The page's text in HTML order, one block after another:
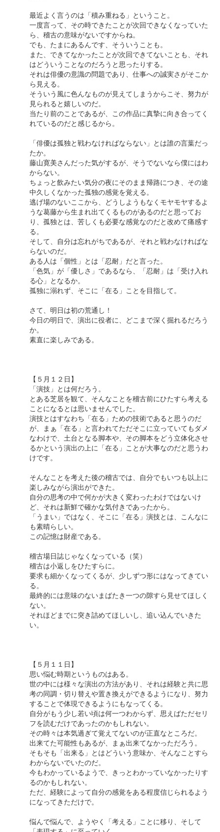
最近よく言うのは「積み重ねる」ということ。
一度言って、その時できたことが次回できなくなっていた
ら、稽古の意味がないですからね。
でも、たまにあるんです、そういうことも。
また、できてなかったことが次回できてないことも、それ
はどういうことなのだろうと思ったりする。
それは俳優の意識の問題であり、仕事への誠実さがそこか
ら見える。
そういう風に色んなものが見えてしまうからこそ、努力が
見られると嬉しいのだ。
当たり前のことであるが、この作品に真摯に向き合ってく
れているのだと感じるから。
「俳優は孤独と戦わなければならない」とは誰の言葉だっ
たか。
藤山寛美さんだった気がするが、そうでないなら僕にはわ
からない。
ちょっと飲みたい気分の夜にそのまま帰路につき、その途
中久しくなかった孤独の感覚を覚える。
逃げ場のないここから、どうしようもなくモヤモヤするよ
うな葛藤から生まれ出てくるものがあるのだと思ってお
り、孤独とは、苦しくも必要な感覚なのだと改めて痛感す
る。
そして、自分は忘れがちであるが、それと戦わなければな
らないのだ。
ある人は「個性」とは「忍耐」だと言った。
「色気」が「優しさ」であるなら、「忍耐」は「受け入れ
る心」となるか。
孤独に溺れず、そこに「在る」ことを目指して。
さて、明日は初の荒通し！
今日の明日で、演出に役者に、どこまで深く掘れるだろう
か。
素直に楽しみである。
【５月１２日】
「演技」とは何だろう。
とある芝居を観て、そんなことを稽古前にひたすら考える
ことになるとは思いませんでした。
演技とはすなわち「在る」ための技術であると思うのだ
が、まぁ「在る」と言われてただそこに立っていてもダメ
なわけで、土台となる脚本や、その脚本をどう立体化させ
るかという演出の上に「在る」ことが大事なのだと思うわ
けです。
そんなことを考えた後の稽古では、自分でもいつも以上に
楽しみながら演出ができた。
自分の思考の中で何かが大きく変わったわけではないけ
ど、それは新鮮で確かな気付きであったから。
「うまい」ではなく、そこに「在る」演技とは、こんなに
も素晴らしい。
この記憶は財産である。
稽古場日誌じゃなくなっている（笑）
稽古は小返しをひたすらに。
要求も細かくなってくるが、少しずつ形にはなってきてい
る。
最終的には意味のないまばたき一つの隙すら見せてほしく
ない。
それほどまでに突き詰めてほしいし、追い込んでいきた
い。
【５月１１日】
思い悩む時期というものはある。
世の中には様々な演出の方法があり、それは経験と共に思
考の同調・切り替えや置き換えができるようになり、努力
することで体現できるようにもなってくる。
自分がもう少し若い頃は何一つわからず、思えばただセリ
フを読むだけであったのかもしれない。
その時々は本気過ぎて覚えてないのが正直なところだ。
出来てた可能性もあるが、まぁ出来てなかっただろう。
そもそも「出来る」とはどういう意味か、そんなことすら
わからないでいたのだ。
今もわかっているようで、きっとわかっていなかったりす
るのかもしれない。
ただ、経験によって自分の感覚をある程度信じられるよう
になってきただけで。
悩んで悩んで、ようやく「考える」ことに移り、そして